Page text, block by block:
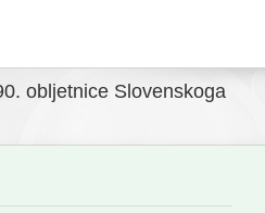
obljetnice Slovenskoga